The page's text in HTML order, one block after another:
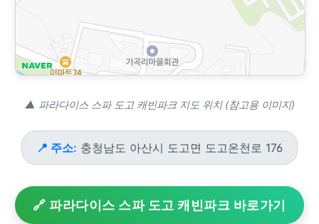
▲ 파라다이스 스파 도고 캐빈파크 지도 위치 (참고용 이미지)
📍 주소: 충청남도 아산시 도고면 도고온천로 176
🔗 파라다이스 스파 도고 캐빈파크 바로가기